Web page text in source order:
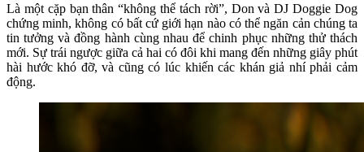
Là một cặp bạn thân “không thể tách rời”, Don và DJ Doggie Dog
chứng minh, không có bất cứ giới hạn nào có thể ngăn cản chúng ta
tin tưởng và đồng hành cùng nhau để chinh phục những thử thách
mới. Sự trái ngược giữa cả hai có đôi khi mang đến những giây phút
hài hước khó đỡ, và cũng có lúc khiến các khán giả nhí phải cảm
động.